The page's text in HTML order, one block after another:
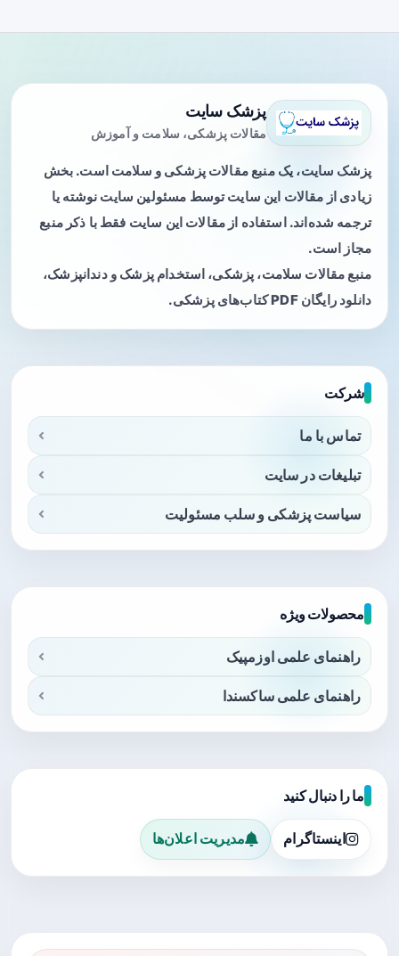
پزشک سایت
مقالات پزشکی، سلامت و آموزش
پزشک سایت، یک منبع مقالات پزشکی و سلامت است. بخش
زیادی از مقالات این سایت توسط مسئولین سایت نوشته یا
ترجمه شده‌اند. استفاده از مقالات این سایت فقط با ذکر منبع
مجاز است.
منبع مقالات سلامت، پزشکی، استخدام پزشک و دندانپزشک،
دانلود رایگان PDF کتاب‌های پزشکی.
شرکت
تماس با ما
تبلیغات در سایت
سیاست پزشکی و سلب مسئولیت
محصولات ویژه
راهنمای علمی اوزمپیک
راهنمای علمی ساکسندا
ما را دنبال کنید
اینستاگرام مدیریت اعلان‌ها